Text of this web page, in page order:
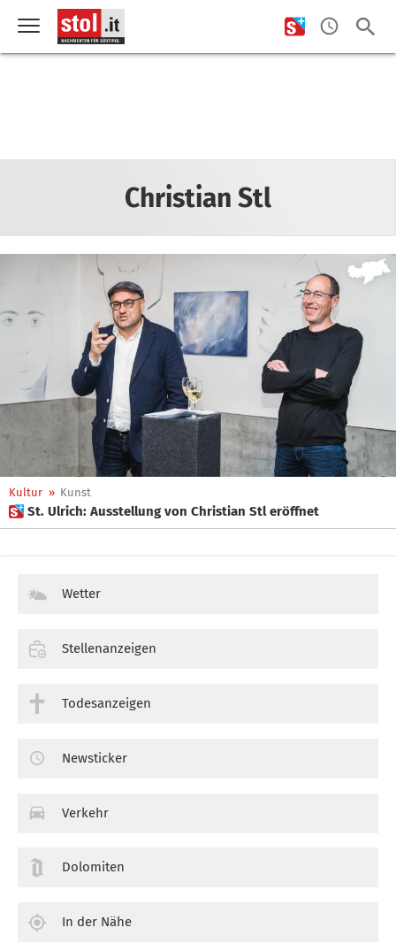
Christian Stl
Kultur » Kunst
 St. Ulrich: Ausstellung von Christian Stl eröffnet
Wetter
Stellenanzeigen
Todesanzeigen
Newsticker
Verkehr
Dolomiten
In der Nähe